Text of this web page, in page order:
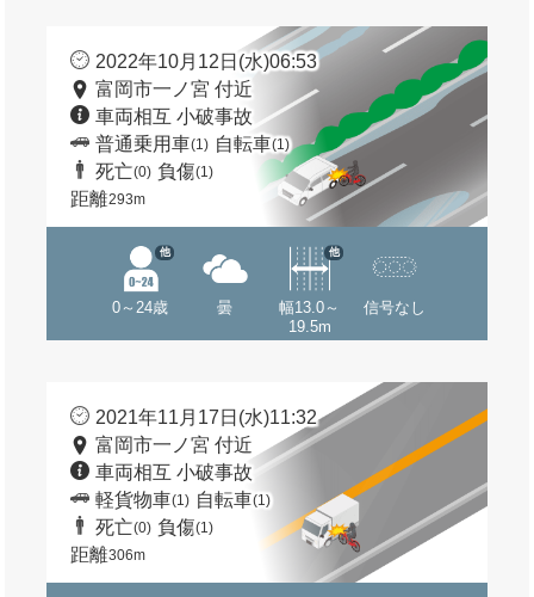
2022年10月12日(水)06:53
富岡市一ノ宮 付近
車両相互 小破事故
普通乗用車(1) 自転車(1)
死亡(0) 負傷(1)
距離293m
0～24歳
他
曇
幅13.0～
19.5m
他
信号なし
2021年11月17日(水)11:32
富岡市一ノ宮 付近
車両相互 小破事故
軽貨物車(1) 自転車(1)
死亡(0) 負傷(1)
距離306m